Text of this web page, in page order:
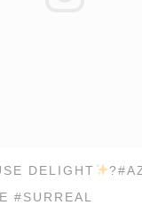
DELIGHT
#SURREAL